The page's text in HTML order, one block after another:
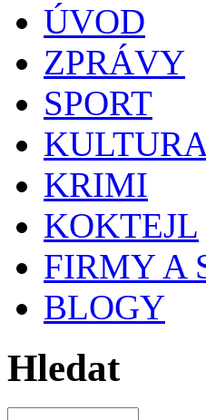
ÚVOD
ZPRÁVY
SPORT
KRIMI
KOKTEJL
FIRMY A
BLOGY
Hledat